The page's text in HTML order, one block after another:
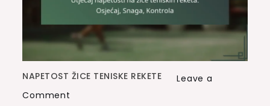
NAPETOST ŽICE TENISKE REKETE
Leave a
Comment